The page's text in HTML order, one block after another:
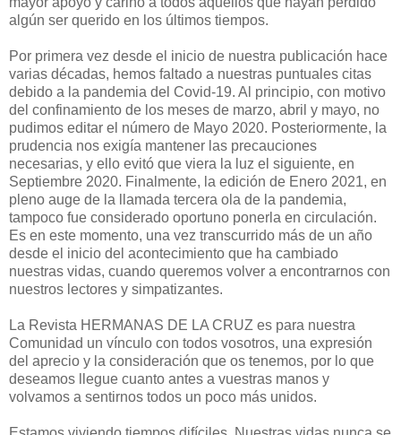
algún ser querido en los últimos tiempos.
Por primera vez desde el inicio de nuestra publicación hace
varias décadas, hemos faltado a nuestras puntuales citas
debido a la pandemia del Covid-19. Al principio, con motivo
del confinamiento de los meses de marzo, abril y mayo, no
pudimos editar el número de Mayo 2020. Posteriormente, la
prudencia nos exigía mantener las precauciones
necesarias, y ello evitó que viera la luz el siguiente, en
Septiembre 2020. Finalmente, la edición de Enero 2021, en
pleno auge de la llamada tercera ola de la pandemia,
tampoco fue considerado oportuno ponerla en circulación.
Es en este momento, una vez transcurrido más de un año
desde el inicio del acontecimiento que ha cambiado
nuestras vidas, cuando queremos volver a encontrarnos con
nuestros lectores y simpatizantes.
La Revista HERMANAS DE LA CRUZ es para nuestra
Comunidad un vínculo con todos vosotros, una expresión
del aprecio y la consideración que os tenemos, por lo que
deseamos llegue cuanto antes a vuestras manos y
volvamos a sentirnos todos un poco más unidos.